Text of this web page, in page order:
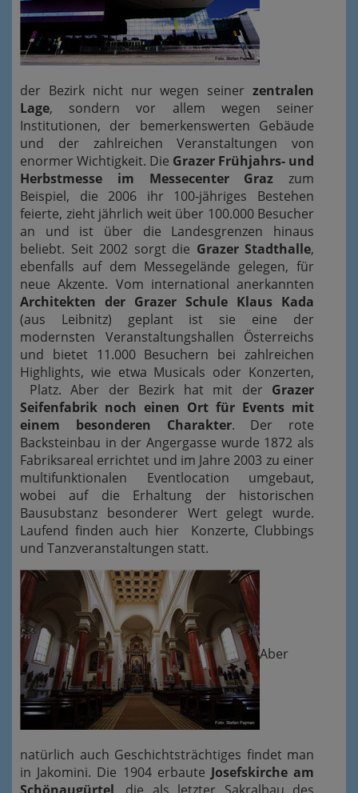
der Bezirk nicht nur wegen seiner zentralen
Lage, sondern vor allem wegen seiner
Institutionen, der bemerkenswerten Gebäude
und der zahlreichen Veranstaltungen von
enormer Wichtigkeit. Die Grazer Frühjahrs- und
Herbstmesse im Messecenter Graz zum
Beispiel, die 2006 ihr 100-jähriges Bestehen
feierte, zieht jährlich weit über 100.000 Besucher
an und ist über die Landesgrenzen hinaus
beliebt. Seit 2002 sorgt die Grazer Stadthalle,
ebenfalls auf dem Messegelände gelegen, für
neue Akzente. Vom international anerkannten
Architekten der Grazer Schule Klaus Kada
(aus Leibnitz) geplant ist sie eine der
modernsten Veranstaltungshallen Österreichs
und bietet 11.000 Besuchern bei zahlreichen
Highlights, wie etwa Musicals oder Konzerten,
Platz. Aber der Bezirk hat mit der Grazer
Seifenfabrik noch einen Ort für Events mit
einem besonderen Charakter. Der rote
Backsteinbau in der Angergasse wurde 1872 als
Fabriksareal errichtet und im Jahre 2003 zu einer
multifunktionalen Eventlocation umgebaut,
wobei auf die Erhaltung der historischen
Bausubstanz besonderer Wert gelegt wurde.
Laufend finden auch hier Konzerte, Clubbings
und Tanzveranstaltungen statt.
Aber
natürlich auch Geschichtsträchtiges findet man
in Jakomini. Die 1904 erbaute Josefskirche am